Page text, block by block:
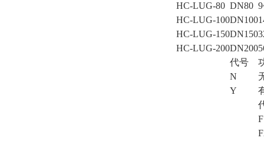
HC-LUG-80 DN80
HC-LUG-100DN100
HC-LUG-150DN150
HC-LUG-200DN200
代号
N
Y